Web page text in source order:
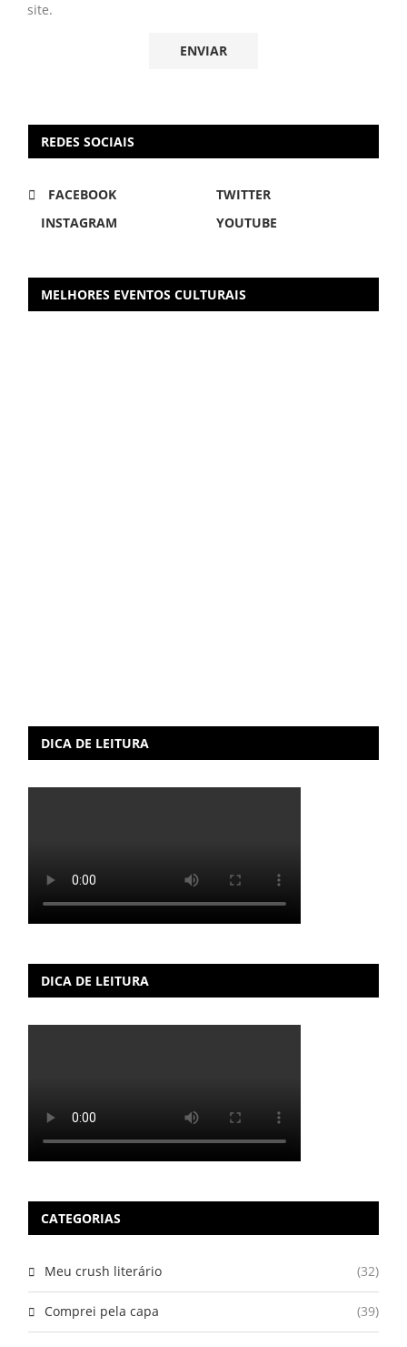
site.
REDES SOCIAIS
FACEBOOK
TWITTER
INSTAGRAM
YOUTUBE
MELHORES EVENTOS CULTURAIS
DICA DE LEITURA
DICA DE LEITURA
CATEGORIAS
Meu crush literário (32)
Comprei pela capa (39)